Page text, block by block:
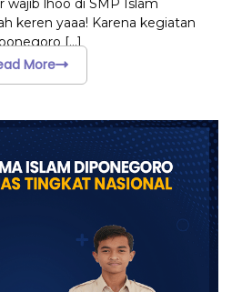
wajib lhoo di SMP Islam
keren yaaa! Karena kegiatan
[...]
More